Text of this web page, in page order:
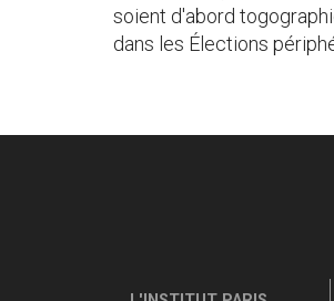
soient d'abord
dans les Élections